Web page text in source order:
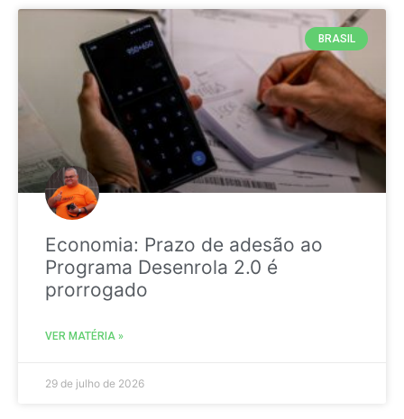
BRASIL
Economia: Prazo de adesão ao
Programa Desenrola 2.0 é
prorrogado
VER MATÉRIA »
29 de julho de 2026